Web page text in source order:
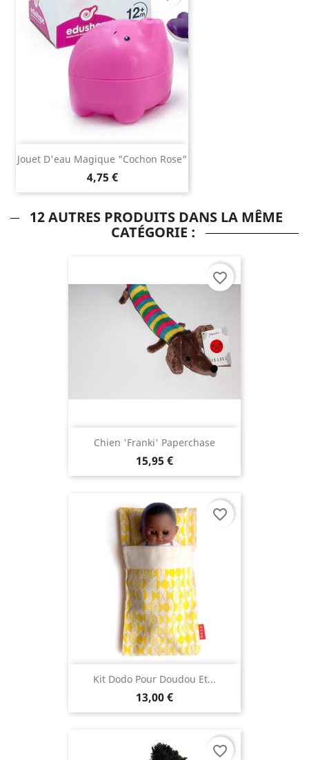
Jouet D'eau Magique "Cochon Rose"
4,75 €
12 AUTRES PRODUITS DANS LA MÊME
CATÉGORIE :
Chien 'Franki' Paperchase
15,95 €
favorite_border
Kit Dodo Pour Doudou Et...
13,00 €
favorite_border
favorite_border